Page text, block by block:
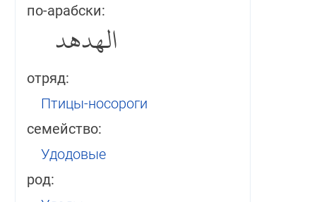
по-арабски:
الهدهد
отряд:
Птицы-носороги
семейство:
Удодовые
род: